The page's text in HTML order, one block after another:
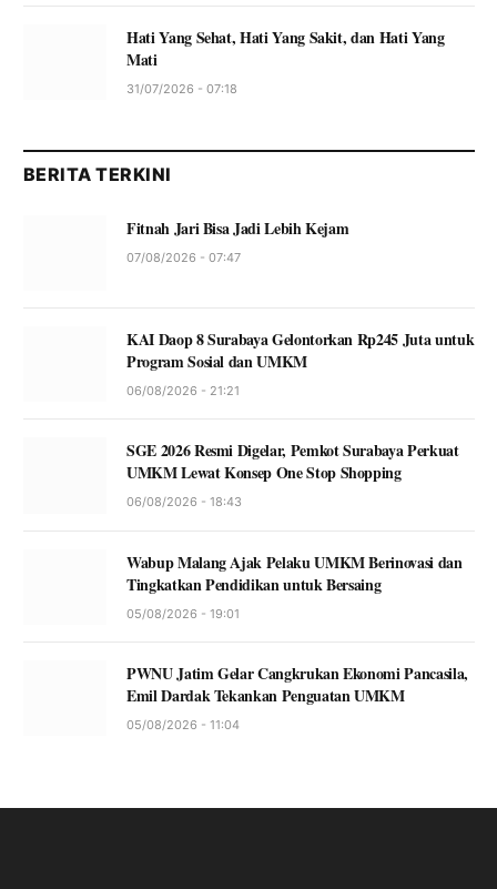
Hati Yang Sehat, Hati Yang Sakit, dan Hati Yang
Mati
31/07/2026 - 07:18
BERITA TERKINI
Fitnah Jari Bisa Jadi Lebih Kejam
07/08/2026 - 07:47
KAI Daop 8 Surabaya Gelontorkan Rp245 Juta untuk
Program Sosial dan UMKM
06/08/2026 - 21:21
SGE 2026 Resmi Digelar, Pemkot Surabaya Perkuat
UMKM Lewat Konsep One Stop Shopping
06/08/2026 - 18:43
Wabup Malang Ajak Pelaku UMKM Berinovasi dan
Tingkatkan Pendidikan untuk Bersaing
05/08/2026 - 19:01
PWNU Jatim Gelar Cangkrukan Ekonomi Pancasila,
Emil Dardak Tekankan Penguatan UMKM
05/08/2026 - 11:04